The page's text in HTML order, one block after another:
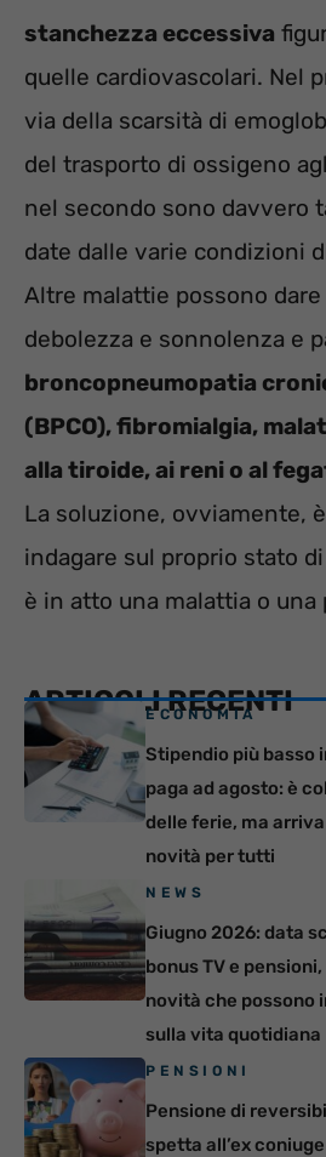
stanchezza eccessiva
quelle cardiovascolari. Nel
via della scarsità di
del trasporto di ossigeno
nel secondo sono davvero
date dalle varie condizioni
Altre malattie possono
debolezza e sonnolenza e
broncopneumopatia
(BPCO), fibromialgia,
alla tiroide, ai reni o al
La soluzione, ovviamente,
indagare sul proprio stato
è in atto una malattia o una
ARTICOLI RECENTI
ECONOMIA
Stipendio più basso
paga ad agosto: è
delle ferie, ma
novità per tutti
NEWS
Giugno 2026: data
bonus TV e pensioni,
novità che possono
sulla vita quotidiana
PENSIONI
Pensione di
spetta all’ex